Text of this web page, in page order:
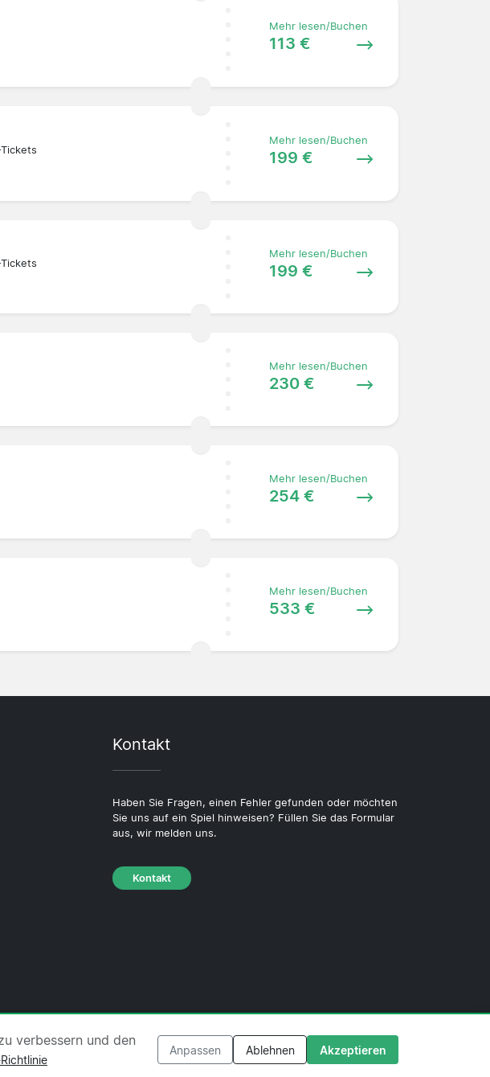
Mehr lesen/Buchen
113 €
Tickets
Mehr lesen/Buchen
199 €
Tickets
Mehr lesen/Buchen
199 €
Mehr lesen/Buchen
230 €
Mehr lesen/Buchen
254 €
Mehr lesen/Buchen
533 €
Kontakt
Haben Sie Fragen, einen Fehler gefunden oder möchten
Sie uns auf ein Spiel hinweisen? Füllen Sie das Formular
aus, wir melden uns.
Kontakt
·Cookie-Richtlinie·Redaktionelle Richtlinie
verbessern und den
Anpassen Ablehnen Akzeptieren